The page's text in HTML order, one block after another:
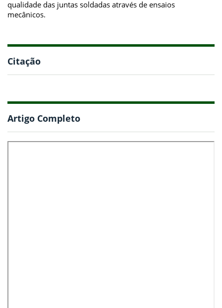
qualidade das juntas soldadas através de ensaios
mecânicos.
Citação
Artigo Completo